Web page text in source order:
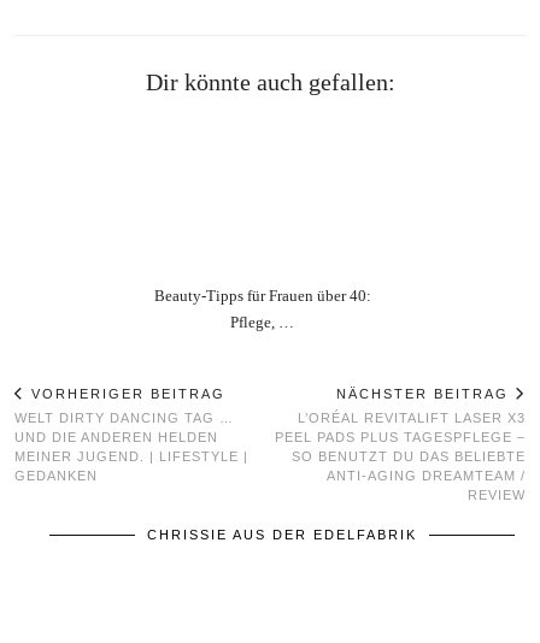
Dir könnte auch gefallen:
Beauty‑Tipps für Frauen über 40:
Pflege, …
VORHERIGER BEITRAG
WELT DIRTY DANCING TAG …
UND DIE ANDEREN HELDEN
MEINER JUGEND. | LIFESTYLE |
GEDANKEN
NÄCHSTER BEITRAG
L’ORÉAL REVITALIFT LASER X3
PEEL PADS PLUS TAGESPFLEGE –
SO BENUTZT DU DAS BELIEBTE
ANTI-AGING DREAMTEAM /
REVIEW
CHRISSIE AUS DER EDELFABRIK